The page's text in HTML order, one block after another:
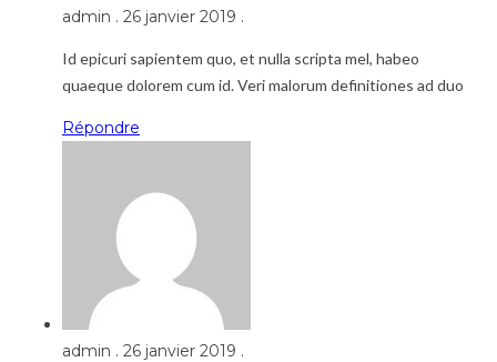
admin . 26 janvier 2019 .
Id epicuri sapientem quo, et nulla scripta mel, habeo
quaeque dolorem cum id. Veri malorum definitiones ad duo
Répondre
admin . 26 janvier 2019 .